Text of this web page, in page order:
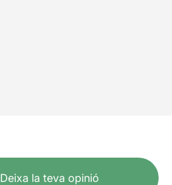
Deixa la teva opinió